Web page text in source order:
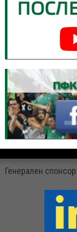
Генерален спонсор